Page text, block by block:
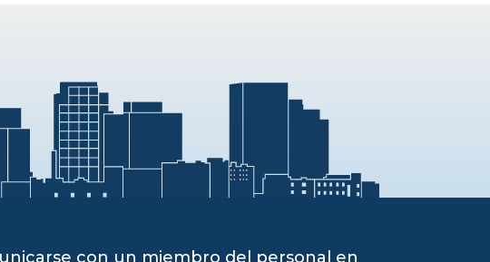
con un miembro del personal en